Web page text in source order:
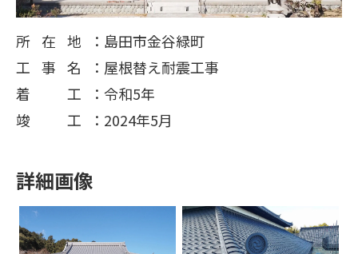
所在地
島田市金谷緑町
工事名
屋根替え耐震工事
着工
令和5年
竣工
2024年5月
詳細画像